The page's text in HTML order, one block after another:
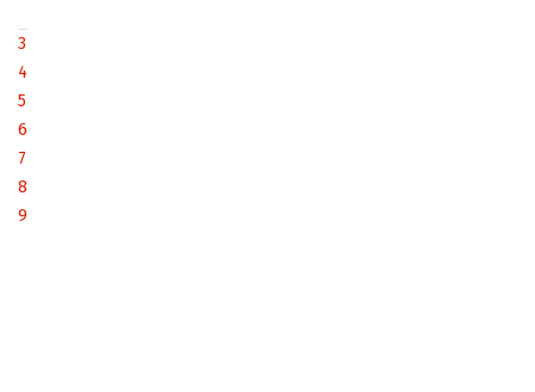
3
4
5
6
7
8
9